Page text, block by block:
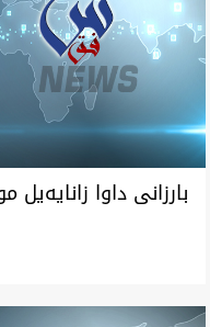
بارزانى داوا